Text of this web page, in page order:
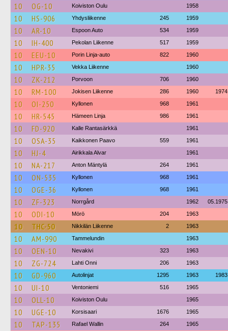
10 OG-10 Koiviston Oulu 1958
10 HS-906 Yhdysliikenne 245 1959
10 AR-10 Espoon Auto 534 1959
10 IH-400 Pekolan Liikenne 517 1959
10 EEU-10 Porin Linja-auto 822 1960
10 HPR-35 Vekka Liikenne 1960
10 ZK-212 Porvoon 706 1960
10 RM-100 Jokisen Liikenne 286 1960 1974
10 OI-250 Kyllonen 968 1961
10 HR-545 Hämeen Linja 986 1961
10 FD-920 Kalle Rantasärkkä 1961
10 OSA-35 Kaikkonen Paavo 559 1961
10 HJ-4 Airikkala Alvar 1961
10 NA-217 Anton Mäntylä 264 1961
10 ON-535 Kyllonen 968 1961
10 OGE-36 Kyllonen 968 1961
10 ZF-323 Norrgård 1962 05.1975
10 ODI-10 Mörö 204 1963
10 THC-50 Nikkilän Liikenne 2 1963
10 AM-990 Tammelundin 1963
10 OEN-10 Nevakivi 323 1963
10 ZG-724 Lahti Onni 206 1963
10 GD-960 Autolinjat 1295 1963 1983
10 UI-10 Ventoniemi 516 1965
10 OLL-10 Koiviston Oulu 1965
10 UGE-10 Korsisaari 1676 1965
10 TAP-135 Rafael Wallin 264 1965